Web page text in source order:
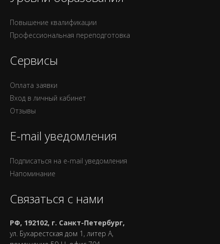
Повышение квалификации
Профессиональная переподготовка
Сервисы
Оплата заявки
Вход в личный кабинет
Отзывы
E-mail уведомления
Подписаться на e-mail уведомления
Напоминание
Связаться с нами
РФ, 192102, г. Санкт-Петербург,
ул. Бухарестская дом 1, литер А,